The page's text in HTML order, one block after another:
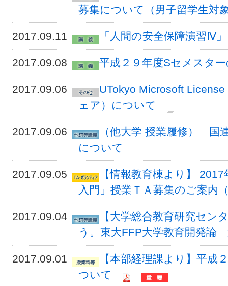
募集について（男子留学生対
2017.09.11 「人間の安全保障演習Ⅳ
2017.09.08 平成２９年度Sセメスタ
2017.09.06
UTokyo Microsoft
ェア）について
2017.09.06
（他大学 授業履修） 国
について
2017.09.05
【情報教育棟より】
入門」授業ＴＡ募集のご案内
2017.09.04
【大学総合教育研究セン
う。東大FFP大学教育開発論
2017.09.01
【本部経理課より】平成
ついて